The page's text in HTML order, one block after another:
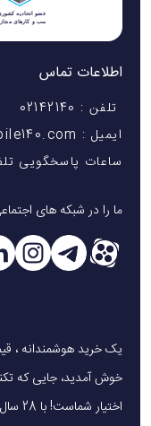
اطلاعات تماس
تلفن : 02142140
ایمیل : support@mobile140.com
ساعات پاسخگویی تلفنی
ما را در شبکه های
خوش آمدید، جایی که